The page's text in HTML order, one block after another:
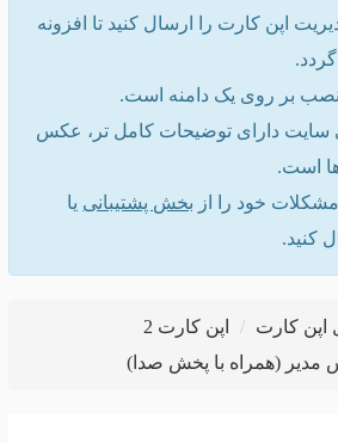
اپن کارت را ارسال کنید تا افزونه
نصب بر روی یک دامنه است.
دارای توضیحات کامل تر، عکس
است.
خود را از بخش پشتیبانی یا
کنید.
اپن کارت
اپن کارت 2
مدیر (همراه با پخش صدا)